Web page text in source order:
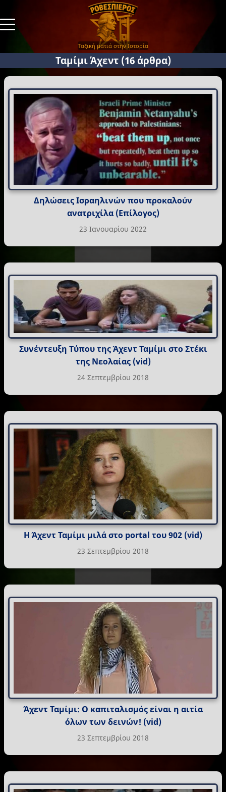
Ταξική ματιά στην Ιστορία
Ταμίμι Άχεντ (16 άρθρα)
Δηλώσεις Ισραηλινών που προκαλούν
ανατριχίλα (Επίλογος)
23 Ιανουαρίου 2022
Συνέντευξη Τύπου της Άχεντ Ταμίμι στο Στέκι
της Νεολαίας (vid)
24 Σεπτεμβρίου 2018
Η Άχεντ Ταμίμι μιλά στο portal του 902 (vid)
23 Σεπτεμβρίου 2018
Άχεντ Ταμίμι: Ο καπιταλισμός είναι η αιτία
όλων των δεινών! (vid)
23 Σεπτεμβρίου 2018